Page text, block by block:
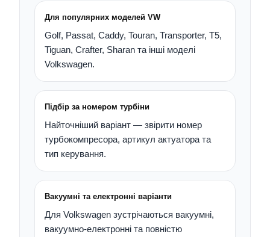
Для популярних моделей VW
Golf, Passat, Caddy, Touran, Transporter, T5,
Tiguan, Crafter, Sharan та інші моделі
Volkswagen.
Підбір за номером турбіни
Найточніший варіант — звірити номер
турбокомпресора, артикул актуатора та
тип керування.
Вакуумні та електронні варіанти
Для Volkswagen зустрічаються вакуумні,
вакуумно-електронні та повністю